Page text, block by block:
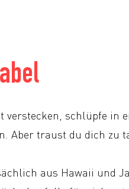
verstecken, schlüpfe in
Aber traust du dich zu
aus Hawaii und